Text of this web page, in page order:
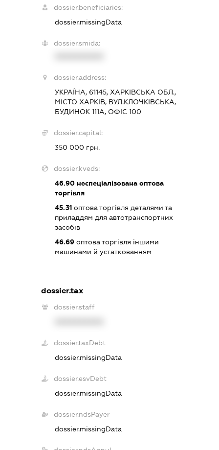
dossier.beneficiaries:
dossier.missingData
dossier.smida:
dossier.address:
УКРАЇНА, 61145, ХАРКІВСЬКА ОБЛ.,
МІСТО ХАРКІВ, ВУЛ.КЛОЧКІВСЬКА,
БУДИНОК 111А, ОФІС 100
dossier.capital:
350 000 грн.
dossier.kveds:
46.90 неспеціалізована оптова
торгівля
45.31 оптова торгівля деталями та
приладдям для автотранспортних
засобів
46.69 оптова торгівля іншими
машинами й устаткованням
dossier.tax
dossier.staff
dossier.taxDebt
dossier.missingData
dossier.esvDebt
dossier.missingData
dossier.ndsPayer
dossier.missingData